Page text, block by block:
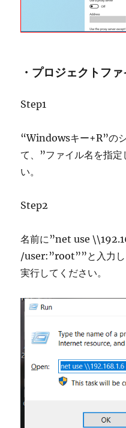
・プロジェクトフ
Step1
“Windowsキー+R”の
て、”ファイル名を指定
い。
Step2
名前に”net use
/user:”root””と入力
実行してください。